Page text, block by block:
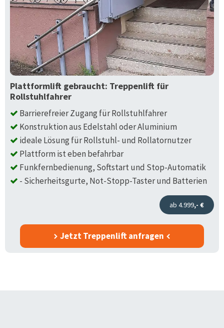
Plattformlift gebraucht: Treppenlift für
Rollstuhlfahrer
Barrierefreier Zugang für Rollstuhlfahrer
Konstruktion aus Edelstahl oder Aluminium
ideale Lösung für Rollstuhl- und Rollatornutzer
Plattform ist eben befahrbar
Funkfernbedienung, Softstart und Stop-Automatik
- Sicherheitsgurte, Not-Stopp-Taster und Batterien
ab 4.999,- €
Jetzt Treppenlift anfragen